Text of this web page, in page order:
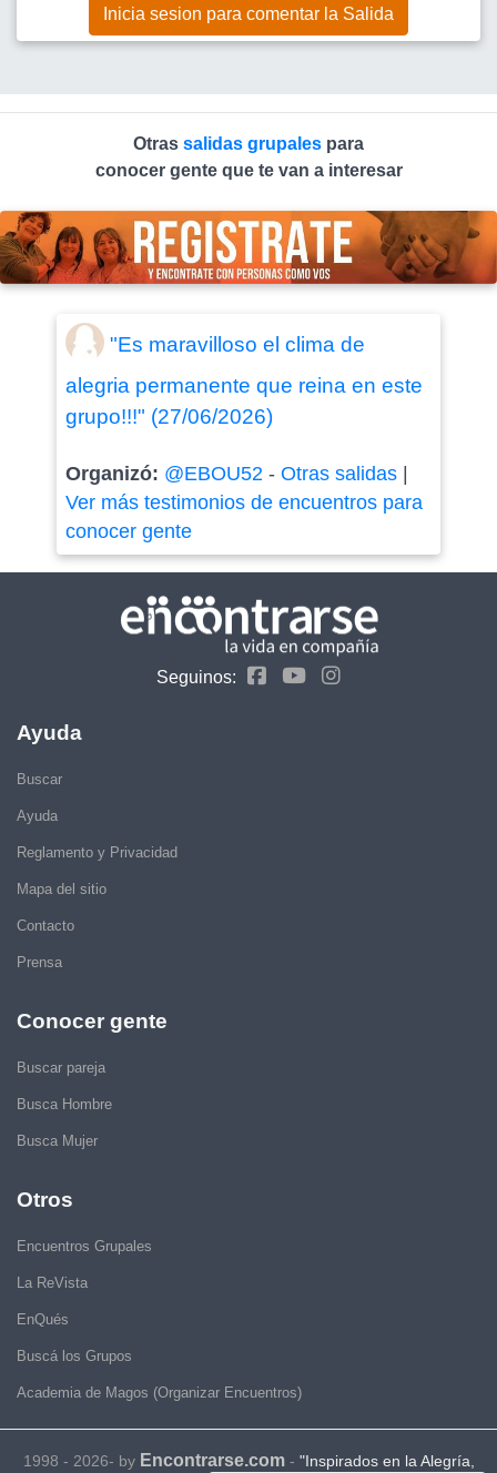
Inicia sesion para comentar la Salida
Otras salidas grupales para
conocer gente que te van a interesar
"Es maravilloso el clima de
alegria permanente que reina en este
grupo!!!" (27/06/2026)
Organizó: @EBOU52 - Otras salidas|
Ver más testimonios de encuentros para
conocer gente
Seguinos:
Ayuda
Buscar
Ayuda
Reglamento y Privacidad
Mapa del sitio
Contacto
Prensa
Conocer gente
Buscar pareja
Busca Hombre
Busca Mujer
Otros
Encuentros Grupales
La ReVista
EnQués
Buscá los Grupos
Academia de Magos (Organizar Encuentros)
1998 - 2026- by Encontrarse.com- "Inspirados en la Alegría,